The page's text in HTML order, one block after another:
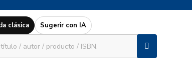
clásica Sugerir con IA